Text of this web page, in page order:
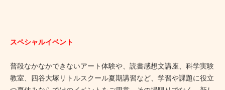
スペシャルイベント
普段なかなかできないアート体験や、読書感想文講座、科学実験
教室、四谷大塚リトルスクール夏期講習など、学習や課題に役立